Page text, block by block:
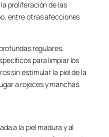
proliferación de las
entre otras afecciones
regulares,
para limpiar los
sin estimular la piel de la
a rojeces y manchas.
a la piel madura y al